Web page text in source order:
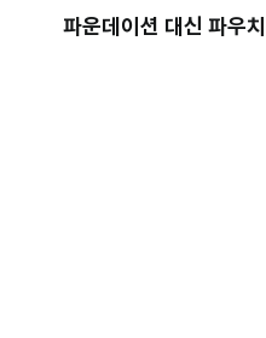
파운데이션 대신 파우치